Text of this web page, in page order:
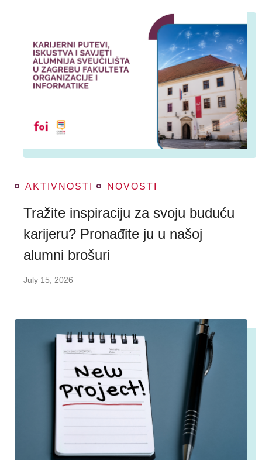
AKTIVNOSTI NOVOSTI
Tražite inspiraciju za svoju buduću
karijeru? Pronađite ju u našoj
alumni brošuri
July 15, 2026